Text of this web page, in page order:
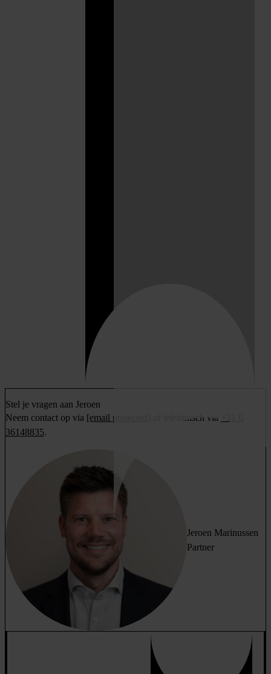
Stel je vragen aan Jeroen
Neem contact op via [email protected] of telefonisch via
36148835.
Jeroen Marinussen
Partner